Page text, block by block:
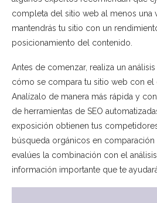
completa del sitio web al menos una
mantendrás tu sitio con un
posicionamiento del contenido.
Antes de comenzar, realiza un
cómo se compara tu sitio web con el
Analízalo de manera más rápida y
de herramientas de SEO
exposición obtienen tus
búsqueda orgánicos en
evalúes la combinación con el
información importante que te